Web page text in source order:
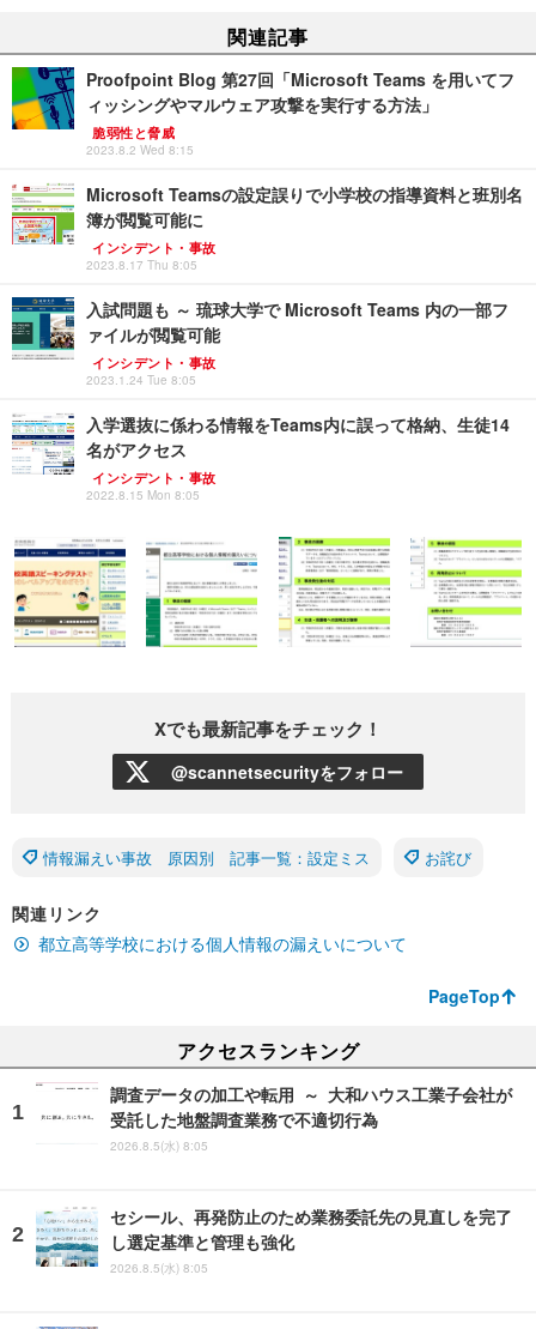
関連記事
Proofpoint Blog 第27回「Microsoft Teams を用いてフ
ィッシングやマルウェア攻撃を実行する方法」
脆弱性と脅威
2023.8.2 Wed 8:15
Microsoft Teamsの設定誤りで小学校の指導資料と班別名
簿が閲覧可能に
インシデント・事故
2023.8.17 Thu 8:05
入試問題も ～ 琉球大学で Microsoft Teams 内の一部フ
ァイルが閲覧可能
インシデント・事故
2023.1.24 Tue 8:05
入学選抜に係わる情報をTeams内に誤って格納、生徒14
名がアクセス
インシデント・事故
2022.8.15 Mon 8:05
Xでも最新記事をチェック！
@scannetsecurityをフォロー
情報漏えい事故 原因別 記事一覧：設定ミス お詫び
関連リンク
都立高等学校における個人情報の漏えいについて
PageTop
アクセスランキング
調査データの加工や転用 ～ 大和ハウス工業子会社が
受託した地盤調査業務で不適切行為
2026.8.5(水) 8:05
セシール、再発防止のため業務委託先の見直しを完了
し選定基準と管理も強化
2026.8.5(水) 8:05